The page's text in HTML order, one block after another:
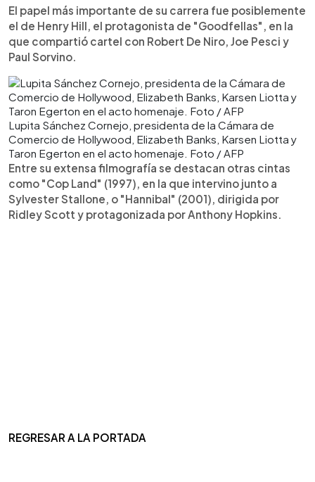
El papel más importante de su carrera fue posiblemente
el de Henry Hill, el protagonista de "Goodfellas", en la
que compartió cartel con Robert De Niro, Joe Pesci y
Paul Sorvino.
Lupita Sánchez Cornejo, presidenta de la Cámara de
Comercio de Hollywood, Elizabeth Banks, Karsen Liotta y
Taron Egerton en el acto homenaje. Foto / AFP
Entre su extensa filmografía se destacan otras cintas
como "Cop Land" (1997), en la que intervino junto a
Sylvester Stallone, o "Hannibal" (2001), dirigida por
Ridley Scott y protagonizada por Anthony Hopkins.
REGRESAR A LA PORTADA